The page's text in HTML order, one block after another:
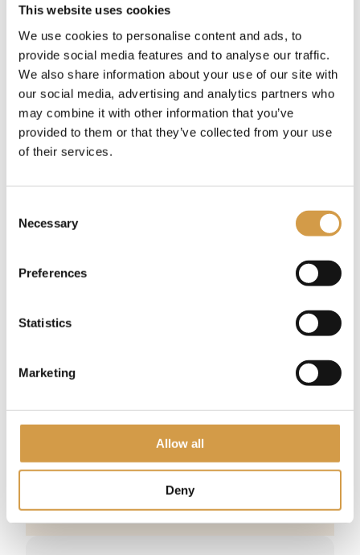
This website uses cookies
We use cookies to personalise content and ads, to
provide social media features and to analyse our traffic.
We also share information about your use of our site with
our social media, advertising and analytics partners who
may combine it with other information that you’ve
provided to them or that they’ve collected from your use
of their services.
Selection
Necessary
Preferences
Statistics
Marketing
Allow all
Deny
interesses. Samen bieden we een combinatie van
avontuur én comfort, in de mooiste duikbestemmingen
ter wereld.
Klaar voor jouw duikavontuur? Neem gerust even
contact met ons op en we bespreken de mogelijkheden
graag met je.
Ben jij klaar om de diepte in te duiken?